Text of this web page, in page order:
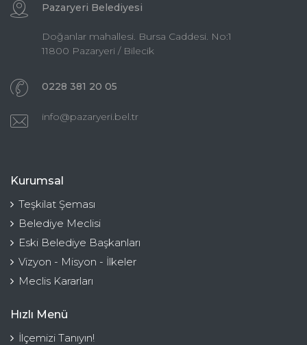
Pazaryeri Belediyesi
Doğanlar mahallesi. Bursa Caddesi. No:1
11800 Pazaryeri / Bilecik
0228 381 20 05
info@pazaryeri.bel.tr
Kurumsal
Teşkilat Şeması
Belediye Meclisi
Eski Belediye Başkanları
Vizyon - Misyon - İlkeler
Meclis Kararları
Hızlı Menü
İlçemizi Tanıyın!